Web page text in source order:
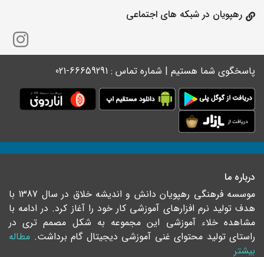
رهپویان در شبکه های اجتماعی
پاسخگوی شما هستیم | شماره تماس : 66659291-021
درباره ما
موسسه فرهنگی رهپویان دانش و اندیشه خلاق در سال 1387 با
هدف تولید نرم افزارهای آموزشی کار خود را آغاز کرد. در ادامه با
مشاهده خلاء آموزشی این مجموعه به شکل مصمم تری در
راستای تولید محتوای غنی آموزشی دیجیتال گام برداشت. مطاله
بیشتر